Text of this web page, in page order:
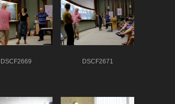
DSCF2669 DSCF2671